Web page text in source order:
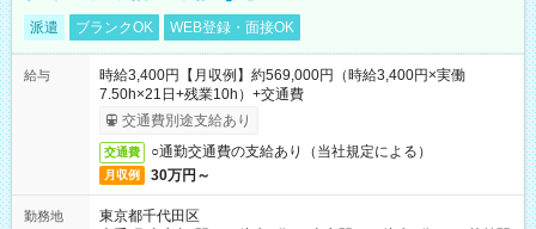
派遣 ブランクOK WEB登録・面接OK
給与
時給3,400円【月収例】約569,000円（時給3,400円×実働
7.50h×21日+残業10h）+交通費
交通費別途支給あり
交通費 ○通勤交通費の支給あり（当社規定による）
月収例 30万円～
勤務地
東京都千代田区